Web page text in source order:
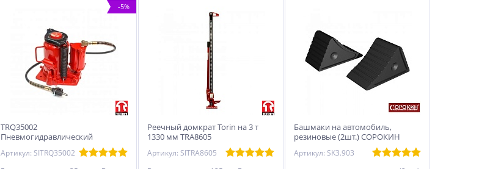
-5%
TRQ35002
Пневмогидравлический
домкрат, 35 т. Станкоимпорт
Артикул: SITRQ35002
Реечный домкрат Torin на 3 т
1330 мм TRA8605
Артикул: SITRA8605
Башмаки на автомобиль,
резиновые (2шт.) СОРОКИН
Артикул: SK3.903